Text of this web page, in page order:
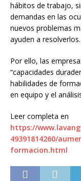
hábitos de trabajo,
demandas en las
nuevos problemas
ayuden a resolverlos.
Por ello, las
“capacidades
habilidades de
en equipo y el
Leer completa en
https://
49391814260/
formacion.html